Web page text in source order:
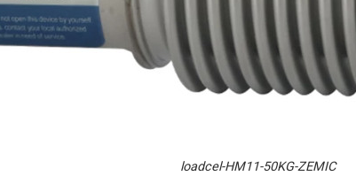
loadcel-HM11-50KG-ZEMIC